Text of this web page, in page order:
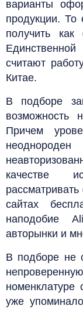
варианты
продукции. То
получить
считают
Китае.
В подборе
возможность
Причем
качестве
сайтах
наподобие
авторынки и
В подборе не
номенклатуре
уже